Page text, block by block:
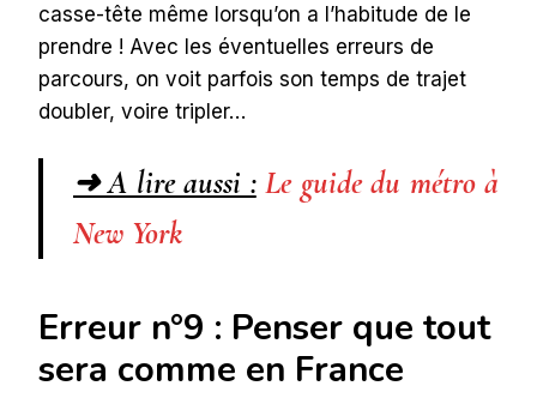
casse-tête même lorsqu’on a l’habitude de le
prendre ! Avec les éventuelles erreurs de
parcours, on voit parfois son temps de trajet
doubler, voire tripler…
➜ A lire aussi : Le guide du métro à
New York
Erreur n°9 : Penser que tout
sera comme en France